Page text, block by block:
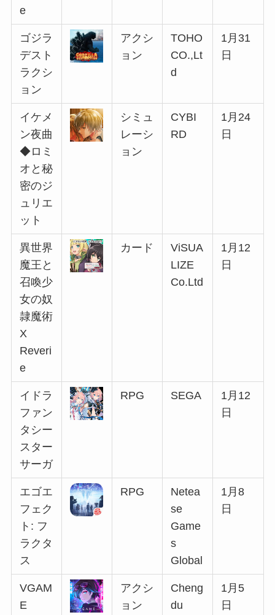
e
ゴジラ
デスト
ラクシ
ョン
アクシ
ョン
TOHO
CO.,Lt
d
1月31
日
イケメ
ン夜曲
◆ロミ
オと秘
密のジ
ュリエ
ット
シミュ
レーシ
ョン
CYBI
RD
1月24
日
異世界
魔王と
召喚少
女の奴
隷魔術
X
Reveri
e
カード
ViSUA
LIZE
Co.Ltd
1月12
日
イドラ
ファン
タシー
スター
サーガ
RPG SEGA
1月12
日
エゴエ
フェク
ト: フ
ラクタ
ス
RPG
Netea
se
Game
s
Global
1月8
日
VGAM
E
アクシ
ョン
Cheng
du
1月5
日